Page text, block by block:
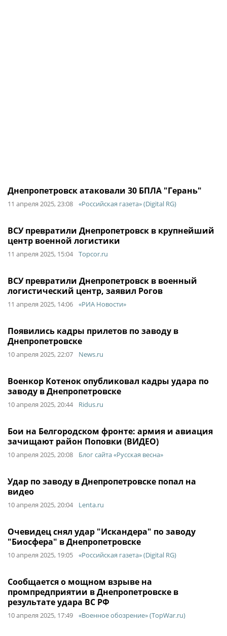
Днепропетровск атаковали 30 БПЛА "Герань"
11 апреля 2025, 23:08 «Российская газета» (Digital RG)
ВСУ превратили Днепропетровск в крупнейший
центр военной логистики
11 апреля 2025, 15:04 Topcor.ru
ВСУ превратили Днепропетровск в военный
логистический центр, заявил Рогов
11 апреля 2025, 14:06 «РИА Новости»
Появились кадры прилетов по заводу в
Днепропетровске
10 апреля 2025, 22:07 News.ru
Военкор Котенок опубликовал кадры удара по
заводу в Днепропетровске
10 апреля 2025, 20:44 Ridus.ru
Бои на Белгородском фронте: армия и авиация
зачищают район Поповки (ВИДЕО)
10 апреля 2025, 20:08 Блог сайта «Русская весна»
Удар по заводу в Днепропетровске попал на
видео
10 апреля 2025, 20:04 Lenta.ru
Очевидец снял удар "Искандера" по заводу
"Биосфера" в Днепропетровске
10 апреля 2025, 19:05 «Российская газета» (Digital RG)
Сообщается о мощном взрыве на
промпредприятии в Днепропетровске в
результате удара ВС РФ
10 апреля 2025, 17:49 «Военное обозрение» (TopWar.ru)